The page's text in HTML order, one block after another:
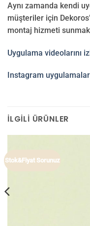
Aynı zamanda kendi
müşteriler için
montaj hizmeti
Uygulama videolarını
Instagram
İLGILI ÜRÜNLER
Stok&Fiyat Sorunuz